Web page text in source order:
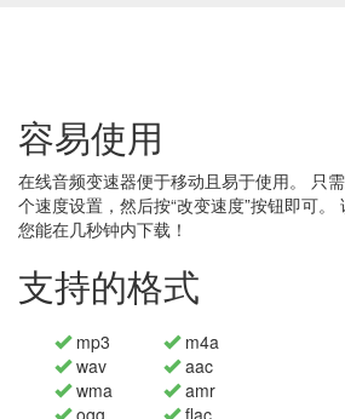
容易使用
在线音频变速器便于移动且易于使用。 只
个速度设置，然后按“改变速度”按钮即可。
您能在几秒钟内下载！
支持的格式
mp3
wav
wma
m4a
aac
amr